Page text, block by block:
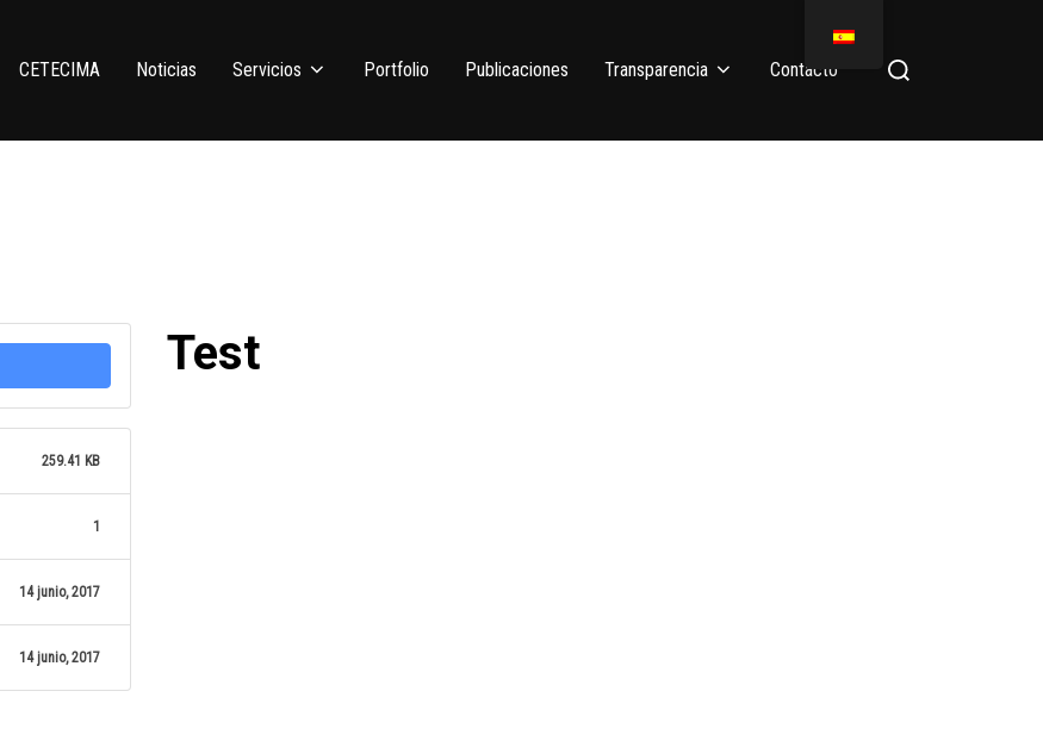
CETECIMA Noticias Servicios Portfolio Publicaciones Transparencia Contacto
259.41 KB
1
14 junio, 2017
14 junio, 2017
Test